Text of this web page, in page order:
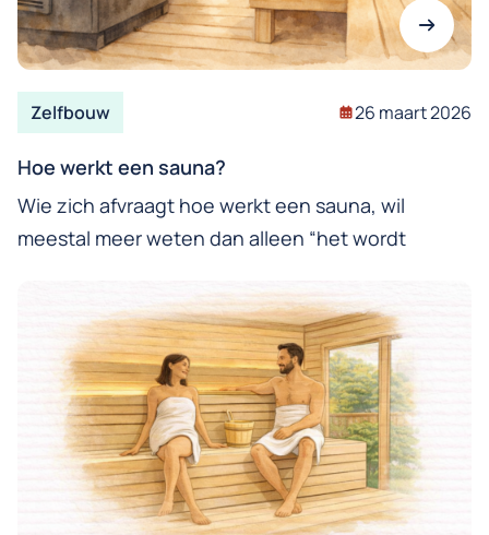
Zelfbouw 26 maart 2026
Hoe werkt een sauna?
Wie zich afvraagt hoe werkt een sauna, wil
meestal meer weten dan alleen “het wordt